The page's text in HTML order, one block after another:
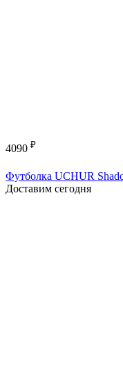
4090 ₽
Футболка UCHUR
Доставим сегодня